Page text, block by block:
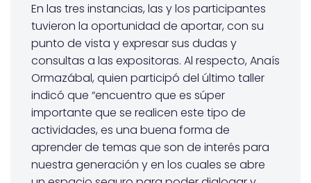
En las tres instancias, las y los participantes
tuvieron la oportunidad de aportar, con su
punto de vista y expresar sus dudas y
consultas a las expositoras. Al respecto, Anaís
Ormazábal, quien participó del último taller
indicó que “encuentro que es súper
importante que se realicen este tipo de
actividades, es una buena forma de
aprender de temas que son de interés para
nuestra generación yen los cuales se abre